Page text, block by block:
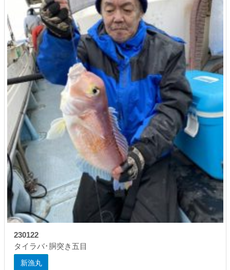
230122
タイラバ･胴突き五目
新漁丸